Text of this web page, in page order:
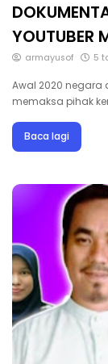
YOUTUBER
armayusof 5
Awal 2020 negara
memaksa pihak
Baca lagi